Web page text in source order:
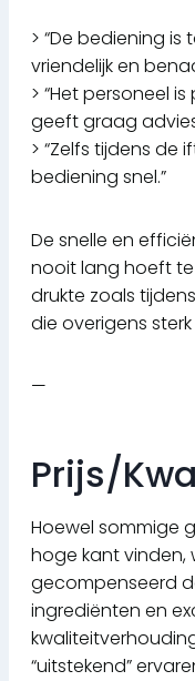
> “De bediening
vriendelijk en
> “Het personeel
geeft graag
> “Zelfs tijdens
bediening snel.”
De snelle en
nooit lang hoeft
drukte zoals
die overigens
—
Prijs/
Hoewel sommige
hoge kant vinden,
gecompenseerd
ingrediënten en
“uitstekend”